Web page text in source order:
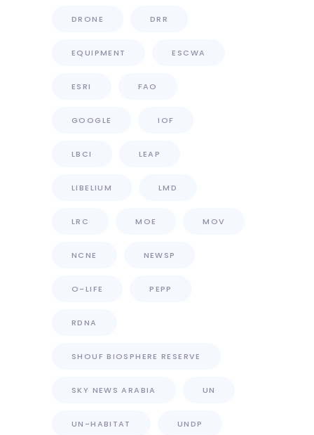
DRONE DRR
EQUIPMENT ESCWA
ESRI FAO
GOOGLE IOF
LBCI LEAP
LIBELIUM LMD
LRC MOE MOV
NCNE NEWSP
O-LIFE PEPP
RDNA
SHOUF BIOSPHERE RESERVE
SKY NEWS ARABIA UN
UN-HABITAT UNDP